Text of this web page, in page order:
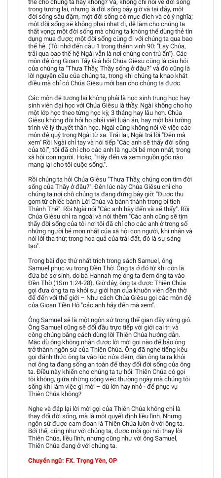
thể cho chúng ta hay không? Và, không chỉ nói về đời sống
trong tương lai, nhưng là đời sống bây giờ và tại đây, một
đời sống sâu đậm, một đời sống có mục đích và có ý nghĩa;
một đời sống sẽ không phai nhạt đi, dễ làm cho chúng ta
thất vọng; một đời sống mà chúng ta không thể dùng thẻ tín
dụng mua được; một đời sống cùng đi với chúng ta qua bao
thế hệ. (Tôi nhớ đến câu 1 trong thánh vịnh 90: "Lạy Chúa,
trải qua bao thế hệ Ngài vẫn là nơi chúng con trú ẩn"). Các
môn đệ ông Gioan Tẩy Giả hỏi Chúa Giêsu cũng là câu hỏi
của chúng ta "Thưa Thầy, Thầy sống ở đâu?" và đó cũng là
lời nguyện cầu của chúng ta, trong khi chúng ta khao khát
điều mà chỉ có Chúa Giêsu mới ban cho chúng ta được.
Các môn đệ tương lai không phải là học sinh trung học hay
sinh viên đại học với Chúa Giêsu là thầy. Ngài không cho họ
một lớp học theo từng học kỳ, 3 tháng hay lâu hơn. Chúa
Giêsu không đòi hỏi họ phải viết luận án, hay một bài tường
trình về lý thuyết thần học. Ngài cũng không nói về việc các
môn đệ quý trọng Ngài từ xa. Trái lại, Ngài trả lời "Đên mà
xem" Rồi Ngài chỉ tay và nói tiếp "Các anh sẽ thấy đời sống
của tôi”, tôi đã chỉ cho các anh là người bé mọn nhất, trong
xã hội con người. Hoặc, "Hãy đến và xem nguồn gốc nào
mang lại cho tôi cuộc sống.".
Rồi chúng ta hỏi Chúa Giêsu "Thưa Thầy, chúng con tìm đời
sống của Thầy ở đâu?". Đên lúc này Chúa Giêsu chỉ cho
chúng ta nơi chỗ chúng ta đang đứng bây giờ: "Được thu
gom từ chiếc bánh Lời Chúa và bánh thánh trong bí tích
Thánh Thể". Rồi Ngài nói "Các anh hãy đến và sẽ thấy". Rồi
Chúa Giêsu chỉ ra ngoài và nói thêm "Các anh cũng sẽ tịm
thấy đời sống của tôi nơi tôi đã chỉ cho các anh ở trong số
những người bé mọn nhất của xã hội con người, khi nhận và
nói lời tha thứ; trong hoa quả của trái đất, đó là sự sáng
tạo".
Trong bài đọc thứ nhất trích trong sách Samuel, ông
Samuel phục vụ trong Đền Thờ. Ông ta ở đó từ khi còn là
đứa bé sơ sinh, do bà Hannah mẹ ông ta đem ông ta vào
Đền Thờ (1Sm 1:24-28). Giờ đây, ông ta được Thiên Chúa
gọi đưa ông ta ra khỏi sự giới hạn của khuôn viên đền thờ
để đến với thế giới – Như cách Chúa Giêsu gọi các môn đệ
của Gioan Tiền Hô "các anh hãy đến mà xem".
Ông Samuel sẽ là một ngôn sứ trong thế gian đầy sóng gió.
Ông Samuel cũng sẽ đối đầu trực tiếp với giới cai trị và
công chúng bằng cách dùng lời Thiên Chúa hướng dẫn.
Mặc dù ông không nhận được lời mời gọi nào để bảo ông
trở thành ngôn sứ của Thiên Chúa. Ông đã nghe tiếng kêu
gọi đánh thức ông ta vào lúc nửa đêm, dẫn ông ta ra khỏi
nơi ông ta đang sống an toàn để thay đổi đời sống của ông
ta. Điều này khiến cho chúng ta tự hỏi: Thiên Chúa có gọi
tôi không, giữa những công việc thường ngày mà chúng tôi
sống khi làm việc gì mới – dù lớn hay nhỏ - để phục vụ
Thiên Chúa không?
Nghe và đáp lại lời mời gọi của Thiên Chúa không chỉ là
thay đổi đời sống, mà là một quyết định liều lĩnh. Nhưng
ngôn sứ được cam đoan là Thiên Chúa luôn ở với ông ta.
Bởi thế, cũng như với chúng ta, được mời gọi nói thay lời
Thiên Chúa, liều lĩnh, nhưng cũng như với ông Samuel,
Thiên Chúa đang ở với chúng ta.
Chuyển ngữ: FX. Trọng Yên, OP